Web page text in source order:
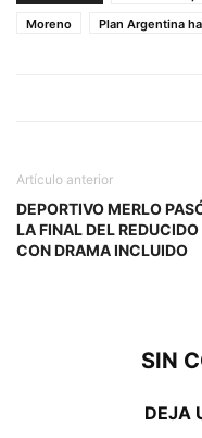
Moreno
Plan Argentina
Artículo anterior
DEPORTIVO MERLO
LA FINAL DEL REDUCIDO
CON DRAMA INCLUIDO
SIN
DEJA